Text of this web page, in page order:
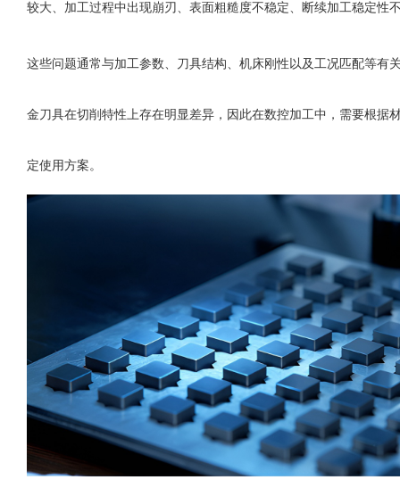
较大、加工过程中出现崩刃、表面粗糙度不稳定、断续加工稳定性
这些问题通常与加工参数、刀具结构、机床刚性以及工况匹配等有
金刀具在切削特性上存在明显差异，因此在数控加工中，需要根据
定使用方案。